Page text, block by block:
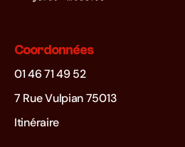
Coordonnées
01 46 71 49 52
7 Rue Vulpian 75013
Itinéraire